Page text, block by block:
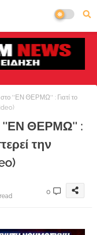
''ΕΝ ΘΕΡΜΩ'' : Γιατί το
''ΕΝ ΘΕΡΜΩ'' :
την
0